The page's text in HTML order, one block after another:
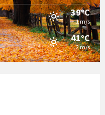
39°C
1 m/s
41°C
2 m/s